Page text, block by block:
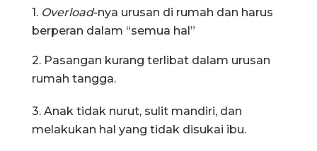
1. Overload-nya urusan di rumah dan harus
berperan dalam “semua hal”
2. Pasangan kurang terlibat dalam urusan
rumah tangga.
3. Anak tidak nurut, sulit mandiri, dan
melakukan hal yang tidak disukai ibu.